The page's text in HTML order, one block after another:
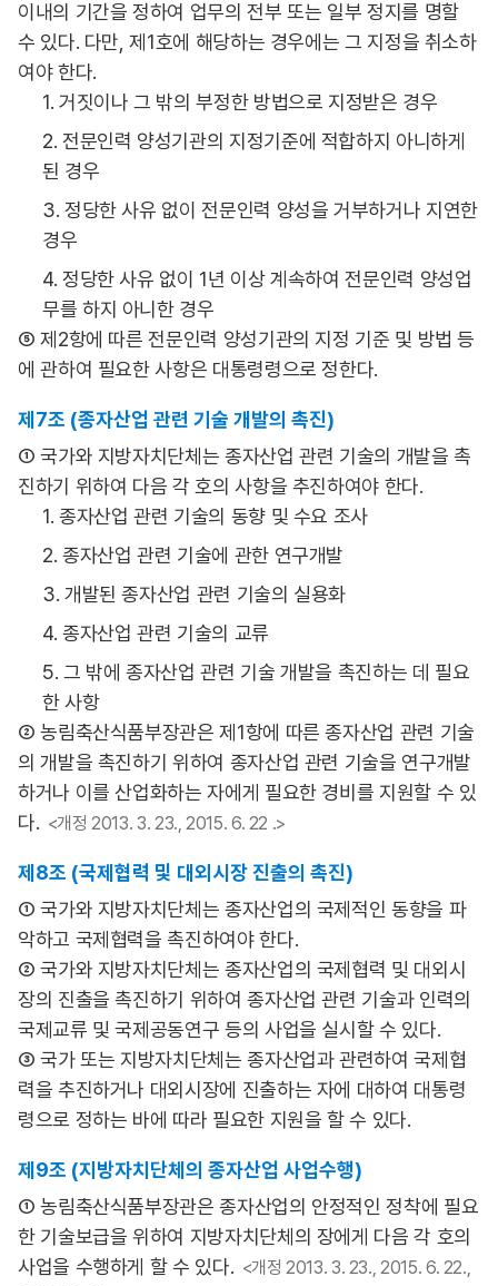
이내의 기간을 정하여 업무의 전부 또는 일부 정지를 명할
수 있다. 다만, 제1호에 해당하는 경우에는 그 지정을 취소하
여야 한다.
1. 거짓이나 그 밖의 부정한 방법으로 지정받은 경우
2. 전문인력 양성기관의 지정기준에 적합하지 아니하게
된 경우
3. 정당한 사유 없이 전문인력 양성을 거부하거나 지연한
경우
4. 정당한 사유 없이 1년 이상 계속하여 전문인력 양성업
무를 하지 아니한 경우
⑤ 제2항에 따른 전문인력 양성기관의 지정 기준 및 방법 등
에 관하여 필요한 사항은 대통령령으로 정한다.
제7조 (종자산업 관련 기술 개발의 촉진)
① 국가와 지방자치단체는 종자산업 관련 기술의 개발을 촉
진하기 위하여 다음 각 호의 사항을 추진하여야 한다.
1. 종자산업 관련 기술의 동향 및 수요 조사
2. 종자산업 관련 기술에 관한 연구개발
3. 개발된 종자산업 관련 기술의 실용화
4. 종자산업 관련 기술의 교류
5. 그 밖에 종자산업 관련 기술 개발을 촉진하는 데 필요
한 사항
② 농림축산식품부장관은 제1항에 따른 종자산업 관련 기술
의 개발을 촉진하기 위하여 종자산업 관련 기술을 연구개발
하거나 이를 산업화하는 자에게 필요한 경비를 지원할 수 있
다. <개정 2013. 3. 23., 2015. 6. 22 .>
제8조 (국제협력 및 대외시장 진출의 촉진)
① 국가와 지방자치단체는 종자산업의 국제적인 동향을 파
악하고 국제협력을 촉진하여야 한다.
② 국가와 지방자치단체는 종자산업의 국제협력 및 대외시
장의 진출을 촉진하기 위하여 종자산업 관련 기술과 인력의
국제교류 및 국제공동연구 등의 사업을 실시할 수 있다.
③ 국가 또는 지방자치단체는 종자산업과 관련하여 국제협
력을 추진하거나 대외시장에 진출하는 자에 대하여 대통령
령으로 정하는 바에 따라 필요한 지원을 할 수 있다.
제9조 (지방자치단체의 종자산업 사업수행)
① 농림축산식품부장관은 종자산업의 안정적인 정착에 필요
한 기술보급을 위하여 지방자치단체의 장에게 다음 각 호의
사업을 수행하게 할 수 있다. <개정 2013. 3. 23., 2015. 6. 22.,